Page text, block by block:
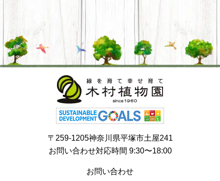
〒259-1205神奈川県平塚市土屋241
お問い合わせ対応時間 9:30〜18:00
お問い合わせ